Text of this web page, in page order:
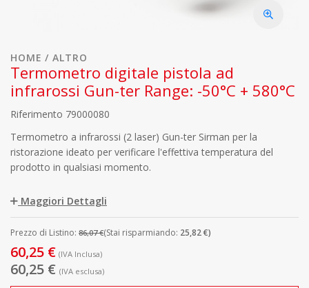
HOME ALTRO
Termometro digitale pistola ad
infrarossi Gun-ter Range: -50°C + 580°C
Riferimento 79000080
Termometro a infrarossi (2 laser) Gun-ter Sirman per la
ristorazione ideato per verificare l'effettiva temperatura del
prodotto in qualsiasi momento.
Maggiori Dettagli
Prezzo di Listino: 86,07 €(Stai risparmiando: 25,82 €)
60,25 € (IVA Inclusa)
60,25 € (IVA esclusa)